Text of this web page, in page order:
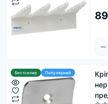
Бестселер Популярний